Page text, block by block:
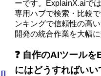
ーです。ExplainX.aiで
専用ハブで検索・比較
ンキングで信頼性の高
開発の統合作業を大幅
❓ 自作のAIツール
にはどうすればいい